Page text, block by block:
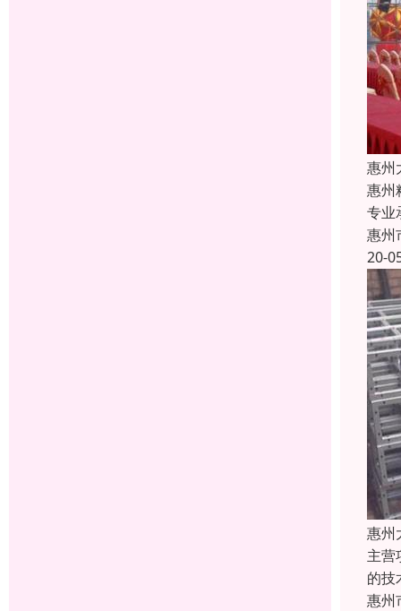
惠州
惠州
专业
惠州
20-
惠州
主营
的技
惠州